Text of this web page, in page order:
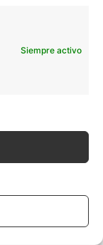
Siempre activo